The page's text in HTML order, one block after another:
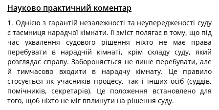
Науково практичний коментар
1. Однією з гарантій незалежності та неупередженості суду
є таємниця нарадчої кімнати. Її зміст полягає в тому, що під
час ухвалення судового рішення ніхто не має права
перебувати в нарадчій кімнаті, крім складу суду, який
розглядає справу. Забороняється не лише перебувати, але
й тимчасово входити в нарадчу кімнату. Це правило
стосується як учасників процесу, так і інших осіб (суддів,
помічників, секретарів). Це положення встановлено для
того, щоб ніхто не міг вплинути на рішення суду.